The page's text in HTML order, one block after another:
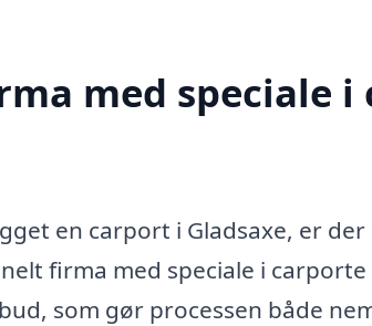
med speciale i
en carport i Gladsaxe, er
firma med speciale i
som gør processen både